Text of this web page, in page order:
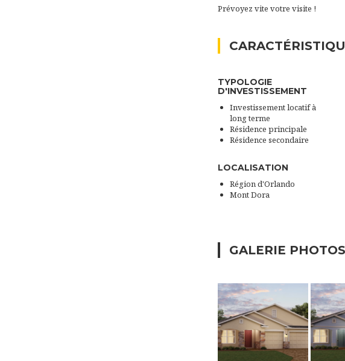
Prévoyez vite votre visite !
TYPOLOGIE
D'INVESTISSEMENT
Investissement locatif à
long terme
Résidence principale
Résidence secondaire
LOCALISATION
Région d'Orlando
Mont Dora
GALERIE PHOTOS